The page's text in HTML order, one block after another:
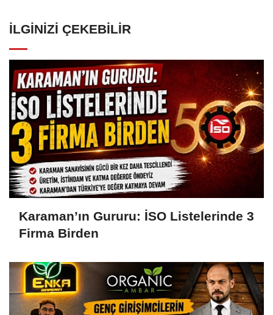
İLGINIZI ÇEKEBILIR
Karaman’ın Gururu: İSO Listelerinde 3
Firma Birden